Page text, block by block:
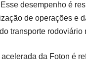
desempenho é
de operações e
transporte rodoviário
acelerada da Foton é